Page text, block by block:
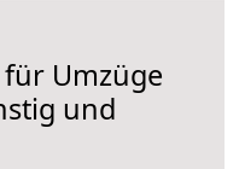
Umzüge
und